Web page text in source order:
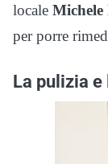
locale Michele
per porre
La pulizia